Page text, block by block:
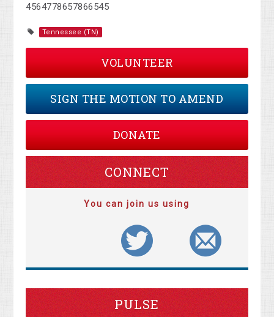
4564778657866545
Tennessee (TN)
VOLUNTEER
SIGN THE MOTION TO AMEND
DONATE
CONNECT
You can join us using
PULSE